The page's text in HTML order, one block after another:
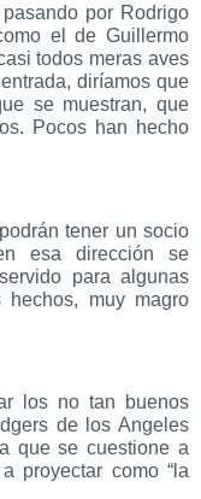
por Rodrigo
el de Guillermo
todos meras aves
diríamos que
se muestran, que
Pocos han hecho
tener un socio
esa dirección se
para algunas
muy magro
los no tan buenos
de los Angeles
que se cuestione a
proyectar como “la